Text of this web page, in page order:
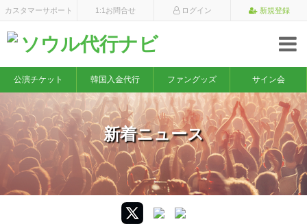
カスタマーサポート 1:1お問合せ ログイン 新規登録
ソウル代行ナビ
×
公演チケット 韓国入金代行 ファングッズ サイン会
新着ニュース